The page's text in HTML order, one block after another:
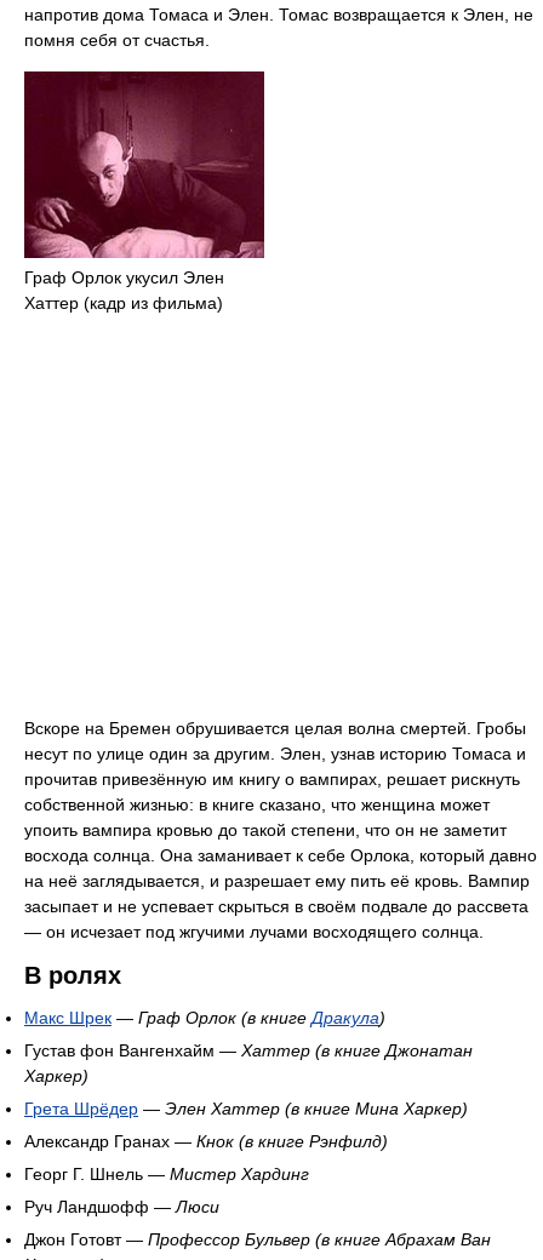
напротив дома Томаса и Элен. Томас возвращается к Элен, не
помня себя от счастья.
Граф Орлок укусил Элен
Хаттер (кадр из фильма)
Вскоре на Бремен обрушивается целая волна смертей. Гробы
несут по улице один за другим. Элен, узнав историю Томаса и
прочитав привезённую им книгу о вампирах, решает рискнуть
собственной жизнью: в книге сказано, что женщина может
упоить вампира кровью до такой степени, что он не заметит
восхода солнца. Она заманивает к себе Орлока, который давно
на неё заглядывается, и разрешает ему пить её кровь. Вампир
засыпает и не успевает скрыться в своём подвале до рассвета
— он исчезает под жгучими лучами восходящего солнца.
В ролях
Макс Шрек — Граф Орлок (в книгеДракула)
Густав фон Вангенхайм — Хаттер (в книге Джонатан
Харкер)
Грета Шрёдер — Элен Хаттер (в книге Мина Харкер)
Александр Гранах — Кнок (в книге Рэнфилд)
Георг Г. Шнель — Мистер Хардинг
Руч Ландшофф —Люси
Джон Готовт — Профессор Бульвер (в книге Абрахам Ван